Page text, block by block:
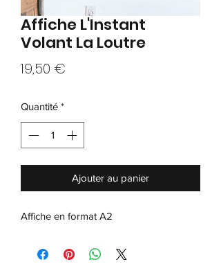
Affiche L'Instant
Volant La Loutre
19,50 €
Quantité *
Ajouter au panier
Affiche en format A2